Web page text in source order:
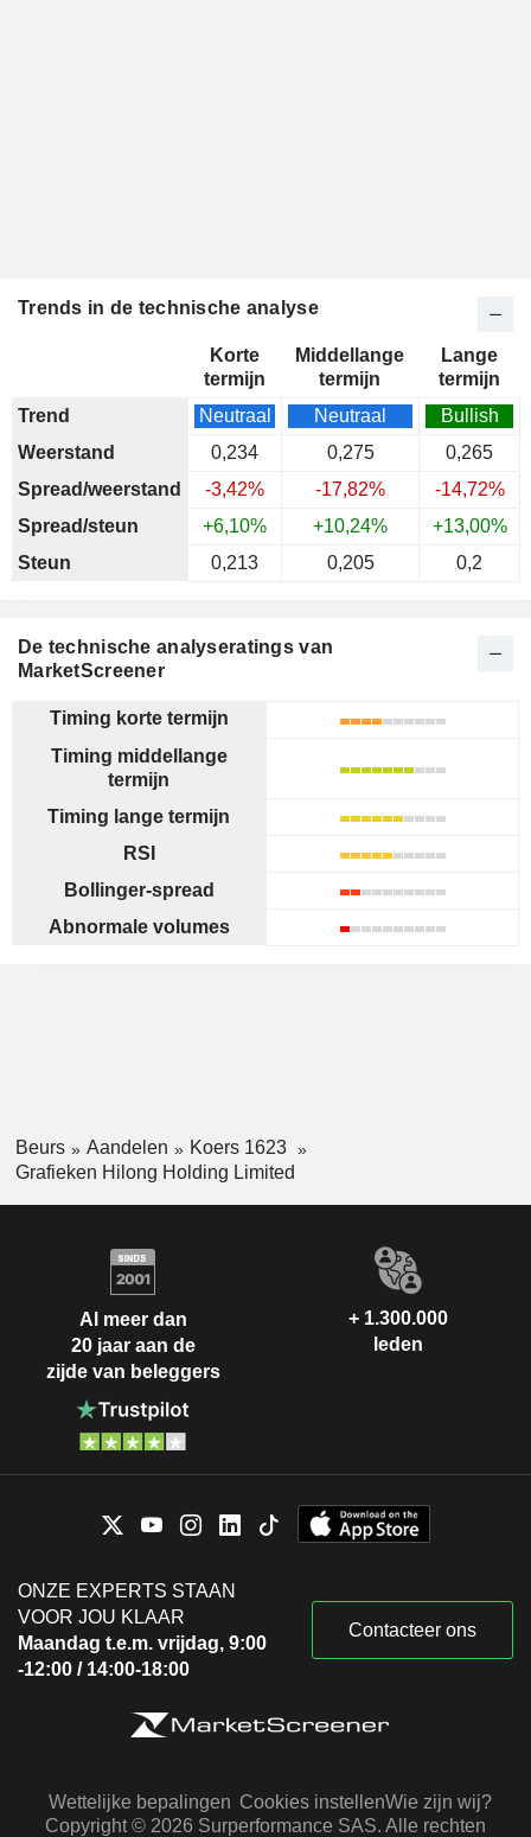
Trends in de technische analyse
Korte
termijn
Middellange
termijn
Lange
termijn
Trend
Neutraal Neutraal
Bullish
Weerstand
0,234 0,275
0,265
Spread/weerstand
-3,42% -17,82%
-14,72%
Spread/steun
+6,10% +10,24%
+13,00%
Steun
0,213 0,205 0,2
De technische analyseratings van
MarketScreener
Timing korte termijn
Timing middellange
termijn
Timing lange termijn
RSI
Bollinger-spread
Abnormale volumes
Beurs Aandelen
Koers 1623
Grafieken Hilong Holding Limited
Al meer dan
20 jaar aan de
zijde van beleggers
+ 1.300.000
leden
ONZE EXPERTS STAAN
VOOR JOU KLAAR
Maandag t.e.m. vrijdag, 9:00
-12:00 / 14:00-18:00
Contacteer ons
Wettelijke bepalingen Cookies instellenWie zijn wij?
Copyright © 2026 Surperformance SAS. Alle rechten